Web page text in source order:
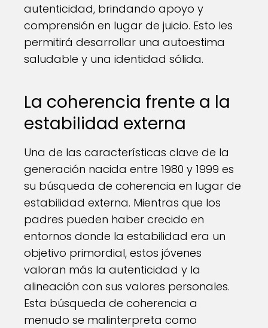
autenticidad, brindando apoyo y
comprensión en lugar de juicio. Esto les
permitirá desarrollar una autoestima
saludable y una identidad sólida.
La coherencia frente a la
estabilidad externa
Una de las características clave de la
generación nacida entre 1980 y 1999 es
su búsqueda de coherencia en lugar de
estabilidad externa. Mientras que los
padres pueden haber crecido en
entornos donde la estabilidad era un
objetivo primordial, estos jóvenes
valoran más la autenticidad y la
alineación con sus valores personales.
Esta búsqueda de coherencia a
menudo se malinterpreta como